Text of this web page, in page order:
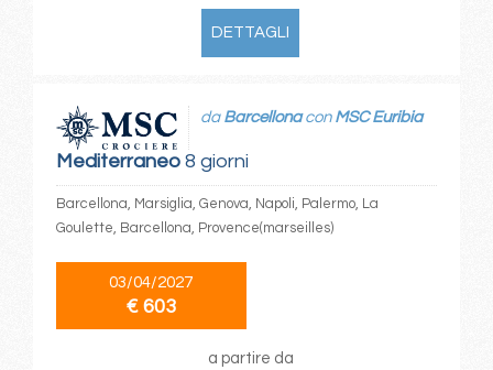
DETTAGLI
Mediterraneo8 giorni
da Barcellonacon MSC Euribia
Barcellona, Marsiglia, Genova, Napoli, Palermo, La
Goulette, Barcellona, Provence(marseilles)
03/04/2027
€ 603
a partire da